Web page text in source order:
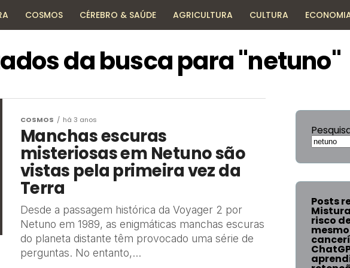
COSMOS CÉREBRO & SAÚDE AGRICULTURA CULTURA
da busca para "netuno"
COSMOS há 3 anos
Manchas escuras
misteriosas em Netuno são
vistas pela primeira vez da
Terra
Desde a passagem histórica da Voyager 2 por
Netuno em 1989, as enigmáticas manchas escuras
do planeta distante têm provocado uma série de
perguntas. No entanto,...
Posts
risco